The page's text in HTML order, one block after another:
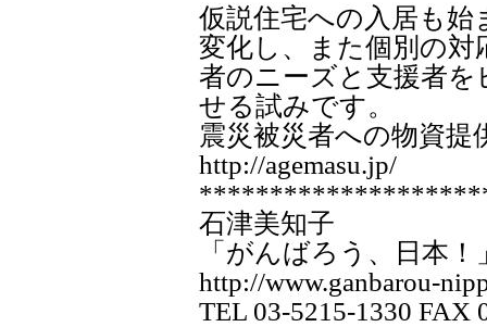
仮説住宅への入居も始
変化し、また個別の
者のニーズと支援者
せる試みです。
震災被災者への物資
http://agemasu.jp/
石津美知子
「がんばろう、日本
http://www.ganbarou-
TEL 03-5215-1330 FAX